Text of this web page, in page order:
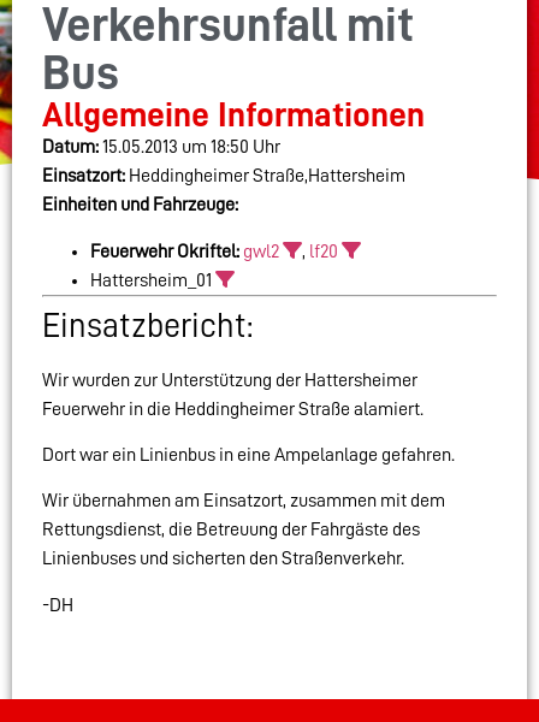
Verkehrsunfall mit
Bus
Allgemeine Informationen
Datum:15.05.2013 um 18:50 Uhr
Einsatzort: Heddingheimer Straße,Hattersheim
Einheiten und Fahrzeuge:
Feuerwehr Okriftel: gwl2 , lf20
Hattersheim_01
Einsatzbericht:
Wir wurden zur Unterstützung der Hattersheimer
Feuerwehr in die Heddingheimer Straße alamiert.
Dort war ein Linienbus in eine Ampelanlage gefahren.
Wir übernahmen am Einsatzort, zusammen mit dem
Rettungsdienst, die Betreuung der Fahrgäste des
Linienbuses und sicherten den Straßenverkehr.
-DH